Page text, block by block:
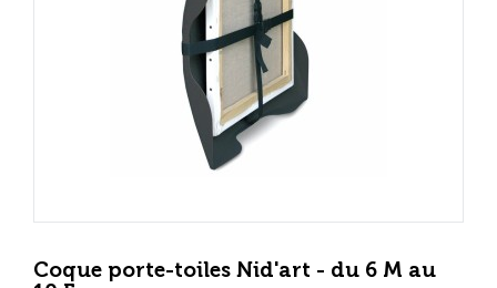
Coque porte-toiles Nid'art - du 6 M au